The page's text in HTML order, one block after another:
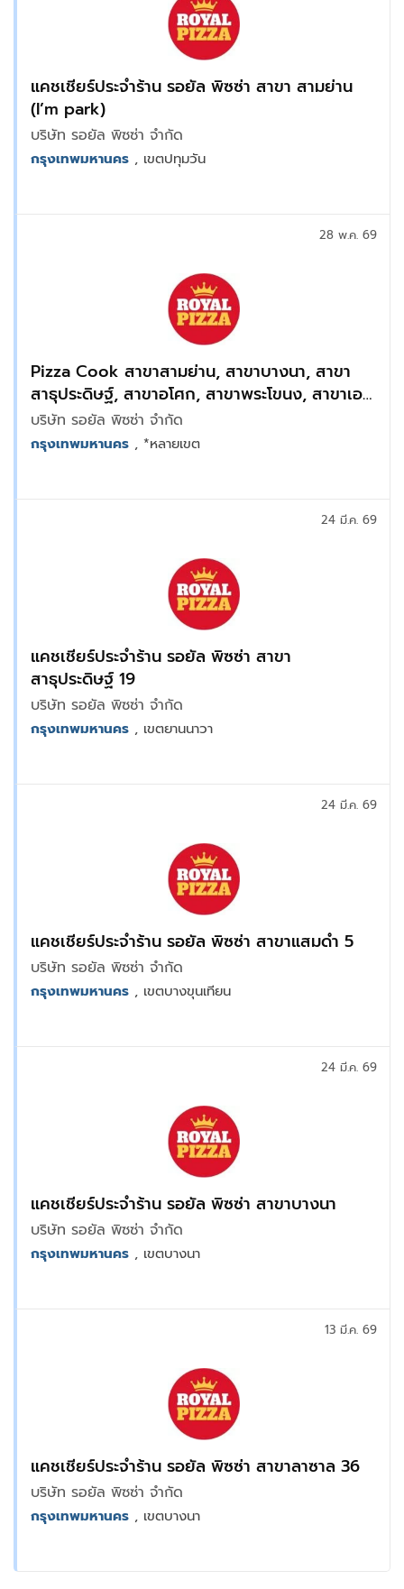
แคชเชียร์ประจำร้าน รอยัล พิซซ่า สาขา สามย่าน
(I’m park)
บริษัท รอยัล พิซซ่า จำกัด
กรุงเทพมหานคร , เขตปทุมวัน
Pizza Cook สาขาสามย่าน, สาขาบางนา, สาขา
สาธุประดิษฐ์, สาขาอโศก, สาขาพระโขนง, สาขาเอ
เชียทิค, สาขารามคำแหง, สาขาพระราม9 Bravo
BKK
บริษัท รอยัล พิซซ่า จำกัด
28 พ.ค. 69
กรุงเทพมหานคร , *หลายเขต
แคชเชียร์ประจำร้าน รอยัล พิซซ่า สาขา
สาธุประดิษฐ์ 19
บริษัท รอยัล พิซซ่า จำกัด
24 มี.ค. 69
กรุงเทพมหานคร , เขตยานนาวา
แคชเชียร์ประจำร้าน รอยัล พิซซ่า สาขาแสมดำ 5
บริษัท รอยัล พิซซ่า จำกัด
24 มี.ค. 69
กรุงเทพมหานคร , เขตบางขุนเทียน
แคชเชียร์ประจำร้าน รอยัล พิซซ่า สาขาบางนา
บริษัท รอยัล พิซซ่า จำกัด
24 มี.ค. 69
กรุงเทพมหานคร , เขตบางนา
แคชเชียร์ประจำร้าน รอยัล พิซซ่า สาขาลาซาล 36
บริษัท รอยัล พิซซ่า จำกัด
13 มี.ค. 69
กรุงเทพมหานคร , เขตบางนา